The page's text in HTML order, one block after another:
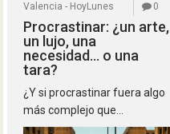
Valencia - HoyLunes
0
Procrastinar: ¿un arte,
un lujo, una
necesidad… o una
tara?
¿Y si procrastinar fuera algo
más complejo que...